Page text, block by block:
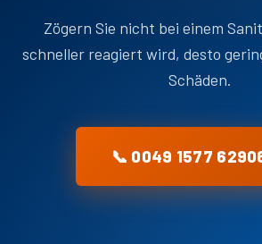
Zögern Sie nicht bei einem
schneller reagiert wird, desto
Schäden.
📞 0049 1577